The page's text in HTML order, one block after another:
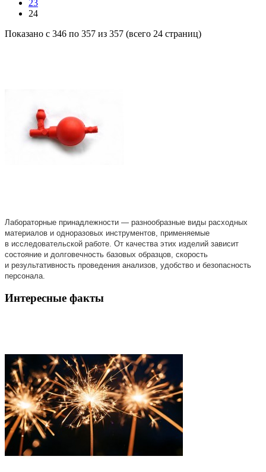
23
24
Показано с 346 по 357 из 357 (всего 24 страниц)
Лабораторные принадлежности — разнообразные виды расходных
материалов и одноразовых инструментов, применяемые
в исследовательской работе. От качества этих изделий зависит
состояние и долговечность базовых образцов, скорость
и результативность проведения анализов, удобство и безопасность
персонала.
Интересные факты